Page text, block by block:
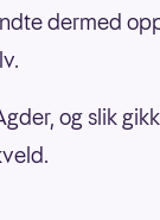
dermed
og slik